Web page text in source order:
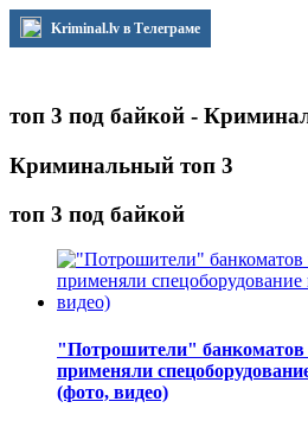
Kriminal.lv в Телеграме
топ 3 под байкой -
Криминальный топ 3
топ 3 под байкой
"Потрошители" банкоматов
применяли
(фото, видео)